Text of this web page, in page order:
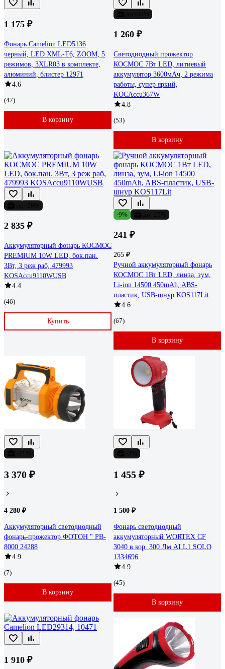
1 175 ₽
Фонарь Camelion LED5136
черный, LED XML-T6, ZOOM, 5
режимов, 3XLR03 в комплекте,
алюминий, блистер 12971
4.6
(47)
В корзину
1 260 ₽
Светодиодный прожектор
КОСМОС 7Вт LED, литиевый
аккумулятор 3600мАч, 2 режима
работы, супер яркий,
KOCAccu367W
4.8
(53)
В корзину
2 835 ₽
Аккумуляторный фонарь КОСМОС
PREMIUM 10W LED, бок.пан.
3Вт, 3 реж раб, 479993
KOSAccu9110WUSB
4.4
(46)
Купить
-9%
241 ₽
265 ₽
Ручной аккумуляторный фонарь
КОСМОС 1Вт LED, линза, зум,
Li-ion 14500 450mAh, ABS-
пластик, USB-шнур KOS117Lit
4.6
(67)
В корзину
3 370 ₽
4 280 ₽
Аккумуляторный светодиодный
фонарь-прожектор ФОТОН " PB-
8000 24288
4.9
(7)
В корзину
1 455 ₽
1 500 ₽
Фонарь светодиодный
аккумуляторный WORTEX CF
3040 в кор. 300 Лм ALL1 SOLO
1334696
4.9
(45)
В корзину
1 910 ₽